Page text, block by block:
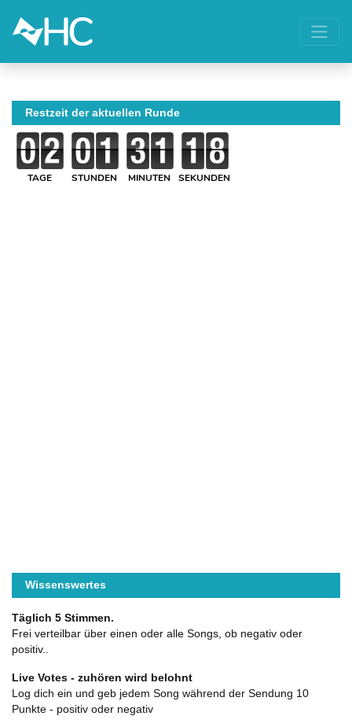
Restzeit der aktuellen Runde
TAGE STUNDEN MINUTEN SEKUNDEN
Wissenswertes
Täglich 5 Stimmen.
Frei verteilbar über einen oder alle Songs, ob negativ oder
positiv..
Live Votes - zuhören wird belohnt
Log dich ein und geb jedem Song während der Sendung 10
Punkte - positiv oder negativ